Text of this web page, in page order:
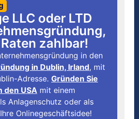
LLC oder LTD
zahlbar!
in den
in Dublin, Irland, mit
Adresse. Gründen Sie
den USA mit einem
Anlagenschutz oder als
Onlinegeschäftsidee!